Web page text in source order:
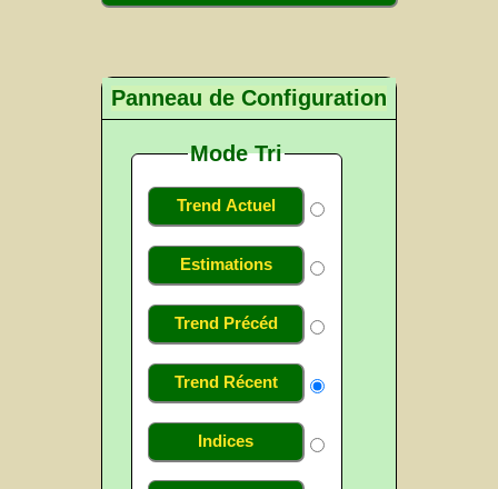
Panneau de Configuration
Mode Tri
Trend Actuel
Estimations
Trend Précéd
Trend Récent
Indices